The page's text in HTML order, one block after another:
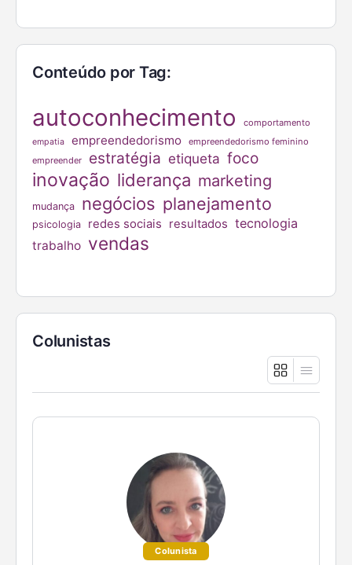
Conteúdo por Tag:
autoconhecimento comportamento
empatia empreendedorismo
empreendedorismo feminino
empreender
estratégia etiqueta foco
inovação liderança marketing
mudança negócios planejamento
psicologia redes sociais resultados tecnologia
trabalho vendas
Colunistas
Colunista